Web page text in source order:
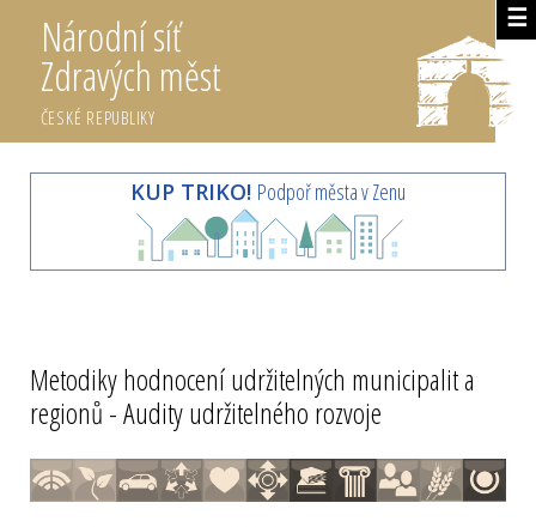
☰
Národní síť
Zdravých měst
ČESKÉ REPUBLIKY
KUP TRIKO! Podpoř města v Zenu
Metodiky hodnocení udržitelných municipalit a
regionů - Audity udržitelného rozvoje